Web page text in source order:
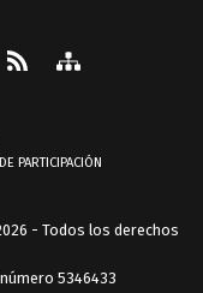
PARTICIPACIÓN
- Todos los derechos
5346433